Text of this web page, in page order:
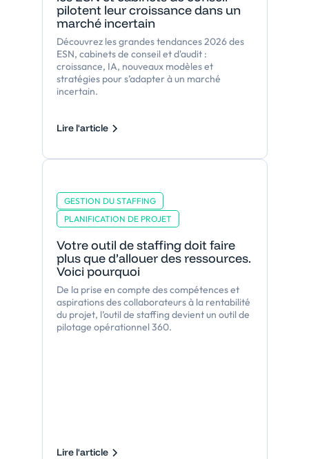
pilotent leur croissance dans un
marché incertain
Découvrez les grandes tendances 2026 des
ESN, cabinets de conseil et d'audit :
croissance, IA, nouveaux modèles et
stratégies pour s’adapter à un marché
incertain.
Lire l'article
GESTION DU STAFFING
PLANIFICATION DE PROJET
Votre outil de staffing doit faire
plus que d’allouer des ressources.
Voici pourquoi
De la prise en compte des compétences et
aspirations des collaborateurs à la rentabilité
du projet, l’outil de staffing devient un outil de
pilotage opérationnel 360.
Lire l'article